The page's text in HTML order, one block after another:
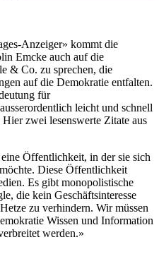
Anzeiger» kommt die
Emcke auch auf die
& Co. zu sprechen, die
auf die Demokratie entfalten.
für
leicht und schnell
zwei lesenswerte Zitate aus
Öffentlichkeit, in der sie sich
Diese Öffentlichkeit
Es gibt monopolistische
die kein Geschäftsinteresse
zu verhindern. Wir müssen
Wissen und Information
werden.»